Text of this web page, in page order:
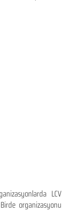
LCV
organizasyonu